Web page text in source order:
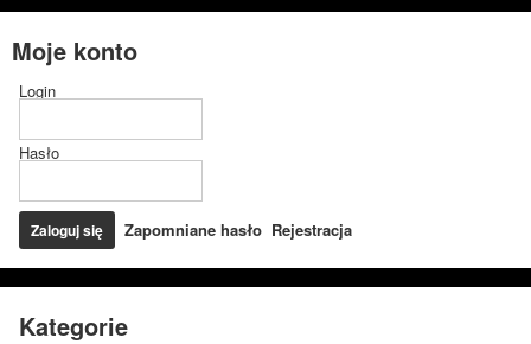
Moje konto
Login
Hasło
Zapomniane hasło Rejestracja
Kategorie